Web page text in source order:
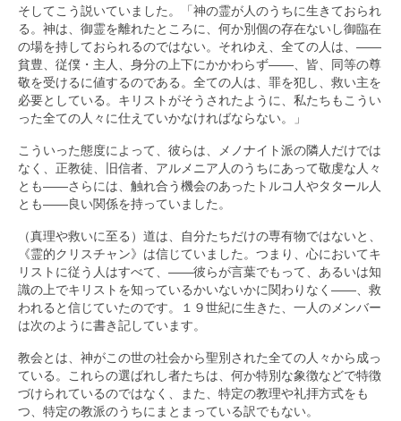
そしてこう説いていました。「神の霊が人のうちに生きておられ
る。神は、御霊を離れたところに、何か別個の存在ないし御臨在
の場を持しておられるのではない。それゆえ、全ての人は、――
貧豊、従僕・主人、身分の上下にかかわらず――、皆、同等の尊
敬を受けるに値するのである。全ての人は、罪を犯し、救い主を
必要としている。キリストがそうされたように、私たちもこうい
った全ての人々に仕えていかなければならない。」
こういった態度によって、彼らは、メノナイト派の隣人だけでは
なく、正教徒、旧信者、アルメニア人のうちにあって敬虔な人々
とも――さらには、触れ合う機会のあったトルコ人やタタール人
とも――良い関係を持っていました。
（真理や救いに至る）道は、自分たちだけの専有物ではないと、
《霊的クリスチャン》は信じていました。つまり、心においてキ
リストに従う人はすべて、――彼らが言葉でもって、あるいは知
識の上でキリストを知っているかいないかに関わりなく――、救
われると信じていたのです。１９世紀に生きた、一人のメンバー
は次のように書き記しています。
教会とは、神がこの世の社会から聖別された全ての人々から成っ
ている。これらの選ばれし者たちは、何か特別な象徴などで特徴
づけられているのではなく、また、特定の教理や礼拝方式をも
つ、特定の教派のうちにまとまっている訳でもない。